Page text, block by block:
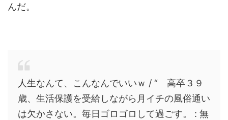
んだ。
人生なんて、こんなんでいいｗ / “ 高卒３９
歳、生活保護を受給しながら月イチの風俗通い
は欠かさない。毎日ゴロゴロして過ごす。 : 無